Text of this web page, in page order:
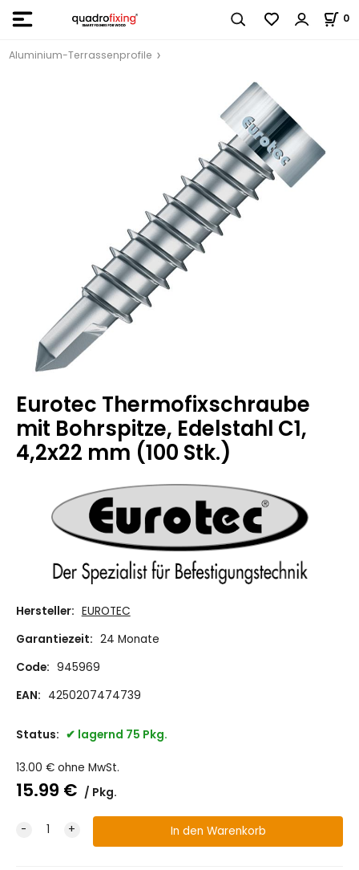
0
Aluminium-Terrassenprofile
Eurotec Thermofixschraube
mit Bohrspitze, Edelstahl C1,
4,2x22 mm (100 Stk.)
Hersteller: EUROTEC
Garantiezeit: 24 Monate
Code: 945969
EAN: 4250207474739
Status: lagernd 75 Pkg.
13.00 € ohne MwSt.
15.99 € Pkg.